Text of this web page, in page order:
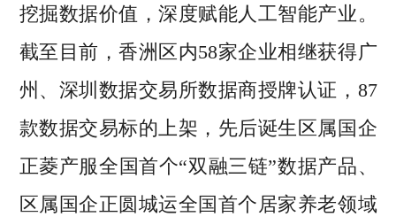
挖掘数据价值，深度赋能人工智能产业。
截至目前，香洲区内58家企业相继获得广
州、深圳数据交易所数据商授牌认证，87
款数据交易标的上架，先后诞生区属国企
正菱产服全国首个“双融三链”数据产品、
区属国企正圆城运全国首个居家养老领域